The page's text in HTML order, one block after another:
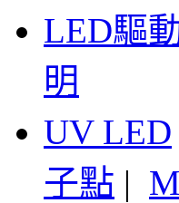
LED驅
明
UV LED
子點 |